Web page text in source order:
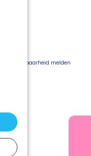
melden